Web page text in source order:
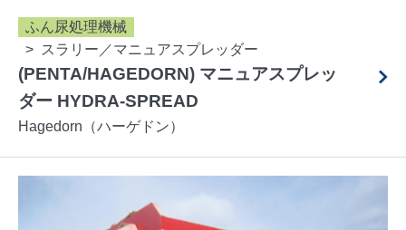
ふん尿処理機械
スラリー／マニュアスプレッダー
(PENTA/HAGEDORN) マニュアスプレッ
ダー HYDRA-SPREAD
Hagedorn（ハーゲドン）